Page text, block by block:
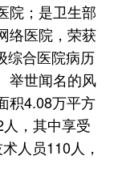
院；是卫生部
络医院，荣获
综合医院病历
举世闻名的风
积4.08万平方
，其中享受
人员110人，